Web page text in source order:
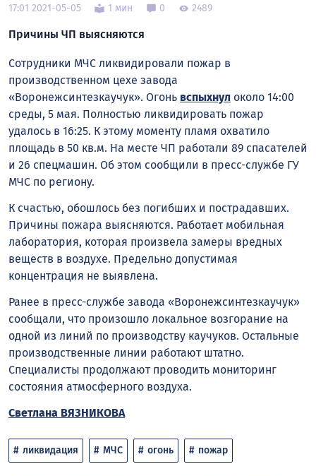
17:01 2021-05-05 1 мин 0 2489
Причины ЧП выясняются
Сотрудники МЧС ликвидировали пожар в
производственном цехе завода
«Воронежсинтезкаучук». Огонь вспыхнул около 14:00
среды, 5 мая. Полностью ликвидировать пожар
удалось в 16:25. К этому моменту пламя охватило
площадь в 50 кв.м. На месте ЧП работали 89 спасателей
и 26 спецмашин. Об этом сообщили в пресс-службе ГУ
МЧС по региону.
К счастью, обошлось без погибших и пострадавших.
Причины пожара выясняются. Работает мобильная
лаборатория, которая произвела замеры вредных
веществ в воздухе. Предельно допустимая
концентрация не выявлена.
Ранее в пресс-службе завода «Воронежсинтезкаучук»
сообщали, что произошло локальное возгорание на
одной из линий по производству каучуков. Остальные
производственные линии работают штатно.
Специалисты продолжают проводить мониторинг
состояния атмосферного воздуха.
Светлана ВЯЗНИКОВА
ликвидация МЧС огонь пожар